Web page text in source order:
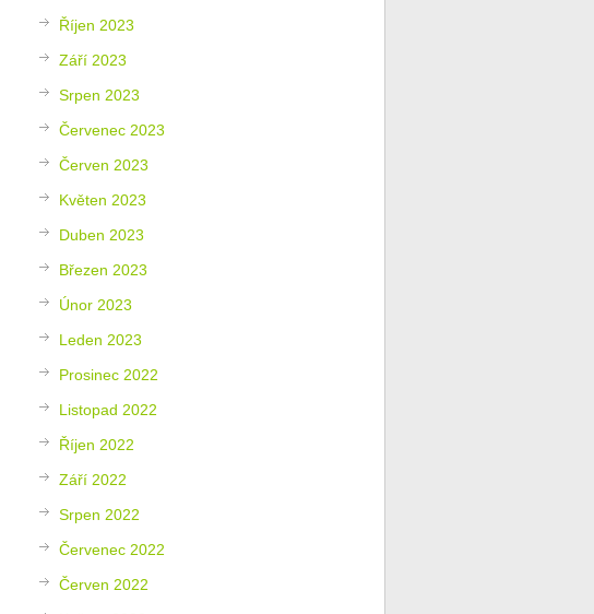
Říjen 2023
Září 2023
Srpen 2023
Červenec 2023
Červen 2023
Květen 2023
Duben 2023
Březen 2023
Únor 2023
Leden 2023
Prosinec 2022
Listopad 2022
Říjen 2022
Září 2022
Srpen 2022
Červenec 2022
Červen 2022